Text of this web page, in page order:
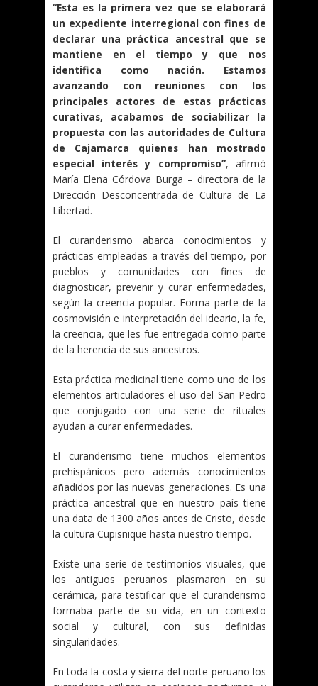
“Esta es la primera vez que se elaborará
un expediente interregional con fines de
declarar una práctica ancestral que se
mantiene en el tiempo y que nos
identifica como nación. Estamos
avanzando con reuniones con los
principales actores de estas prácticas
curativas, acabamos de sociabilizar la
propuesta con las autoridades de Cultura
de Cajamarca quienes han mostrado
especial interés y compromiso”, afirmó
María Elena Córdova Burga – directora de la
Dirección Desconcentrada de Cultura de La
Libertad.
El curanderismo abarca conocimientos y
prácticas empleadas a través del tiempo, por
pueblos y comunidades con fines de
diagnosticar, prevenir y curar enfermedades,
según la creencia popular. Forma parte de la
cosmovisión e interpretación del ideario, la fe,
la creencia, que les fue entregada como parte
de la herencia de sus ancestros.
Esta práctica medicinal tiene como uno de los
elementos articuladores el uso del San Pedro
que conjugado con una serie de rituales
ayudan a curar enfermedades.
El curanderismo tiene muchos elementos
prehispánicos pero además conocimientos
añadidos por las nuevas generaciones. Es una
práctica ancestral que en nuestro país tiene
una data de 1300 años antes de Cristo, desde
la cultura Cupisnique hasta nuestro tiempo.
Existe una serie de testimonios visuales, que
los antiguos peruanos plasmaron en su
cerámica, para testificar que el curanderismo
formaba parte de su vida, en un contexto
social y cultural, con sus definidas
singularidades.
En toda la costa y sierra del norte peruano los